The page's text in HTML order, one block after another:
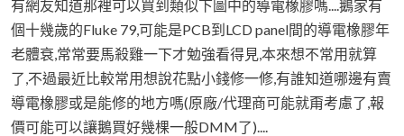
有網友知道那裡可以買到類似下圖中的導電橡膠嗎....鵝家有
個十幾歲的Fluke 79,可能是PCB到LCD panel間的導電橡膠年
老體衰,常常要馬殺雞一下才勉強看得見,本來想不常用就算
了,不過最近比較常用想說花點小錢修一修,有誰知道哪邊有賣
導電橡膠或是能修的地方嗎(原廠/代理商可能就甭考慮了,報
價可能可以讓鵝買好幾棵一般DMM了)....